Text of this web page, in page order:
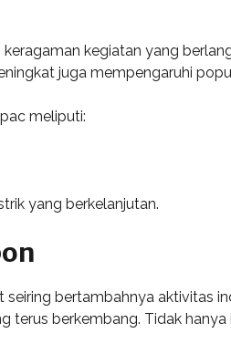
kegiatan yang
juga mempengaruhi
meliputi:
yang berkelanjutan.
bertambahnya aktivitas
terus berkembang. Tidak